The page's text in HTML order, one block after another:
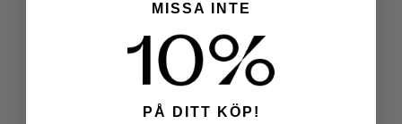
MISSA INTE
PÅ DITT KÖP!